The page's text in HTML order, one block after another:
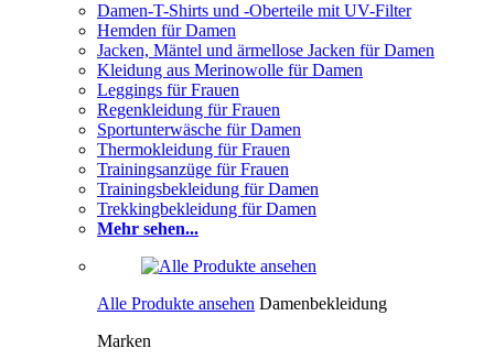
Damen-T-Shirts und -Oberteile mit UV-Filter
Hemden für Damen
Jacken, Mäntel und ärmellose Jacken für Damen
Kleidung aus Merinowolle für Damen
Leggings für Frauen
Regenkleidung für Frauen
Sportunterwäsche für Damen
Thermokleidung für Frauen
Trainingsanzüge für Frauen
Trainingsbekleidung für Damen
Trekkingbekleidung für Damen
Mehr sehen...
Alle Produkte ansehen Damenbekleidung
Marken